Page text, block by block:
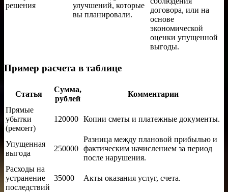
решения
улучшений, которые
вы планировали.
договора, или на
основе
экономической
оценки упущенной
выгоды.
Пример расчета в таблице
Статья
Сумма,
рублей
Комментарии
Прямые
убытки
(ремонт)
120000 Копии сметы и платежные документы.
Упущенная
выгода
250000
Разница между плановой прибылью и
фактическим начислением за период
после нарушения.
Расходы на
устранение
последствий
35000 Акты оказания услуг, счета.